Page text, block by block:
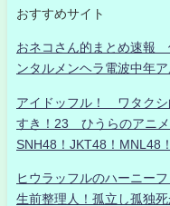
おすすめサイト
おネコさん的まとめ速報
ンタルメンヘラ電波中年
アイドッフル！ ワタク
すき！23 ひうらのアニ
SNH48！JKT48！MNL48
ヒウラッフルのハーニー
生前整理人！孤立し孤独